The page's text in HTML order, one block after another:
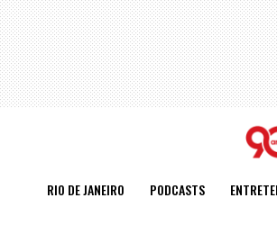
RIO DE JANEIRO PODCASTS